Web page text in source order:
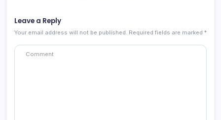
Leave a Reply
Your email address will not be published. Required fields are marked *